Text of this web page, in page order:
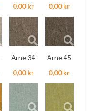
0,00 kr
0,00 kr
Arne 34
0,00 kr
Arne 45
0,00 kr